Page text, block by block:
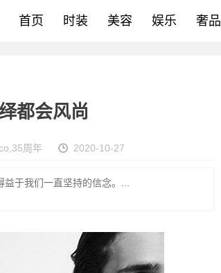
首页 时装 美容 娱乐 奢品
都会风尚
35周年 2020-10-27
于我们一直坚持的信念。...